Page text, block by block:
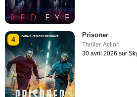
4
Prisoner
Thriller,Action
30 avril 2026 sur